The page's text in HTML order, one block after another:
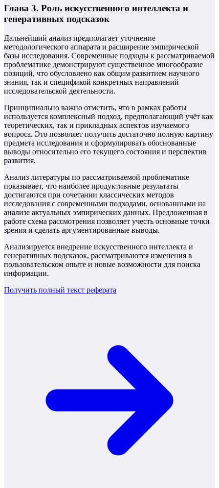
Глава 3. Роль искусственного интеллекта и
генеративных подсказок
Дальнейший анализ предполагает уточнение
методологического аппарата и расширение эмпирической
базы исследования. Современные подходы к рассматриваемой
проблематике демонстрируют существенное многообразие
позиций, что обусловлено как общим развитием научного
знания, так и спецификой конкретных направлений
исследовательской деятельности.
Принципиально важно отметить, что в рамках работы
используется комплексный подход, предполагающий учёт как
теоретических, так и прикладных аспектов изучаемого
вопроса. Это позволяет получить достаточно полную картину
предмета исследования и сформулировать обоснованные
выводы относительно его текущего состояния и перспектив
развития.
Анализ литературы по рассматриваемой проблематике
показывает, что наиболее продуктивные результаты
достигаются при сочетании классических методов
исследования с современными подходами, основанными на
анализе актуальных эмпирических данных. Предложенная в
работе схема рассмотрения позволяет учесть основные точки
зрения и сделать аргументированные выводы.
Анализируется внедрение искусственного интеллекта и
генеративных подсказок, рассматриваются изменения в
пользовательском опыте и новые возможности для поиска
информации.
Получить полный текст реферата